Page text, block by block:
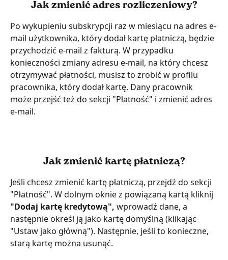
Jak zmienić adres rozliczeniowy?
Po wykupieniu subskrypcji raz w miesiącu na adres e-
mail użytkownika, który dodał kartę płatniczą, będzie
przychodzić e-mail z fakturą. W przypadku
konieczności zmiany adresu e-mail, na który chcesz
otrzymywać płatności, musisz to zrobić w profilu
pracownika, który dodał kartę. Dany pracownik
może przejść też do sekcji "Płatność" i zmienić adres
e-mail.
Jak zmienić kartę płatniczą?
Jeśli chcesz zmienić kartę płatniczą, przejdź do sekcji
"Płatność". W dolnym oknie z powiązaną kartą kliknij
"Dodaj kartę kredytową", wprowadź dane, a
następnie określ ją jako kartę domyślną (klikając
"Ustaw jako główną"). Następnie, jeśli to konieczne,
starą kartę można usunąć.